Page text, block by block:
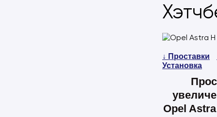
↓ Проставки
Установка
Opel